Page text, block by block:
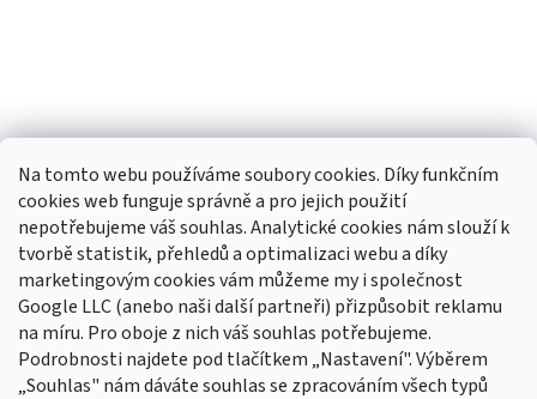
Na tomto webu používáme soubory cookies. Díky funkčním
cookies web funguje správně a pro jejich použití
nepotřebujeme váš souhlas. Analytické cookies nám slouží k
tvorbě statistik, přehledů a optimalizaci webu a díky
marketingovým cookies vám můžeme my i společnost
Google LLC (anebo naši další partneři) přizpůsobit reklamu
na míru. Pro oboje z nich váš souhlas potřebujeme.
Podrobnosti najdete pod tlačítkem „Nastavení". Výběrem
„Souhlas" nám dáváte souhlas se zpracováním všech typů
Sledovat na Instagramu
Odebírat newsletter
Vložte svůj e-mail a my vám budeme zasílat informace o nových